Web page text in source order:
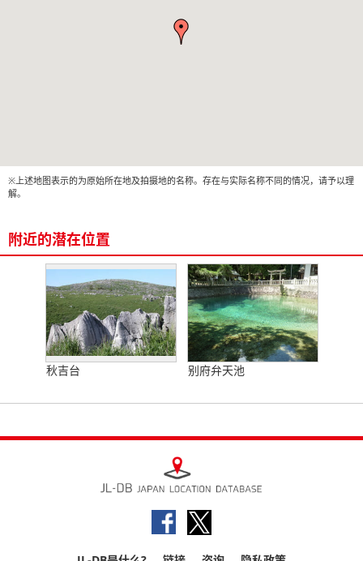
※上述地图表示的为原始所在地及拍摄地的名称。存在与实际名称不同的情况，请予以理
解。
附近的潜在位置
秋吉台 别府弁天池